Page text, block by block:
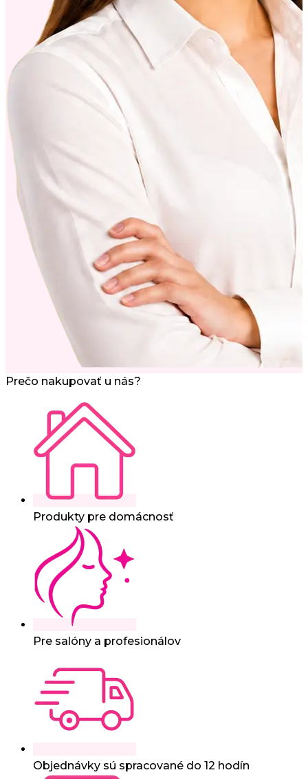
Prečo nakupovať u nás?
Produkty pre domácnosť
Pre salóny a profesionálov
Objednávky sú spracované do 12 hodín